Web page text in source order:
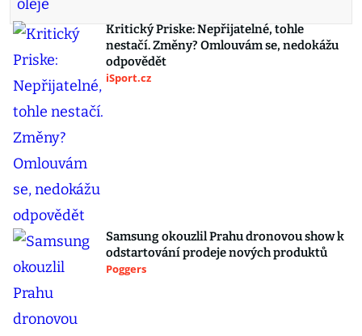
Kritický Priske: Nepřijatelné, tohle
nestačí. Změny? Omlouvám se, nedokážu
odpovědět
iSport.cz
Samsung okouzlil Prahu dronovou show k
odstartování prodeje nových produktů
Poggers